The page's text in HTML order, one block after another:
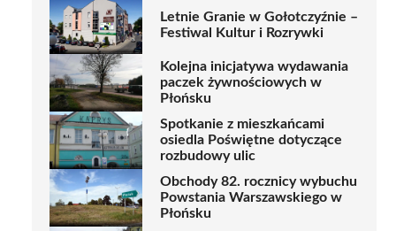
Letnie Granie w Gołotczyźnie –
Festiwal Kultur i Rozrywki
Kolejna inicjatywa wydawania
paczek żywnościowych w
Płońsku
Spotkanie z mieszkańcami
osiedla Poświętne dotyczące
rozbudowy ulic
Obchody 82. rocznicy wybuchu
Powstania Warszawskiego w
Płońsku